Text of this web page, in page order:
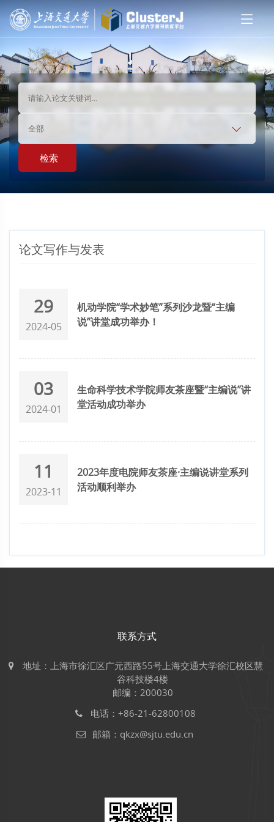
全部
检索
论文写作与发表
29
2024-05
机动学院“学术妙笔”系列沙龙暨“主编
说”讲堂成功举办！
03
2024-01
生命科学技术学院师友茶座暨“主编说”讲
堂活动成功举办
11
2023-11
2023年度电院师友茶座·主编说讲堂系列
活动顺利举办
联系方式
地址：上海市徐汇区广元西路55号上海交通大学徐汇校区慧
谷科技楼4楼
邮编：200030
电话：+86-21-62800108
邮箱：qkzx@sjtu.edu.cn